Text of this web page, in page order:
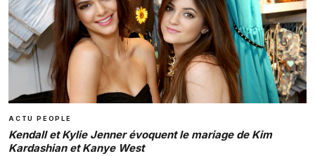
ACTU PEOPLE
Kendall et Kylie Jenner évoquent le mariage de Kim
Kardashian et Kanye West